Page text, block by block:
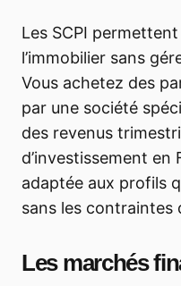
Les SCPI
l’immobilier sans
Vous achetez des
par une société
des revenus
d’investissement
adaptée aux profils
sans les contraintes
Les marchés